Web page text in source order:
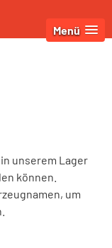
Menü
unserem Lager
können.
um